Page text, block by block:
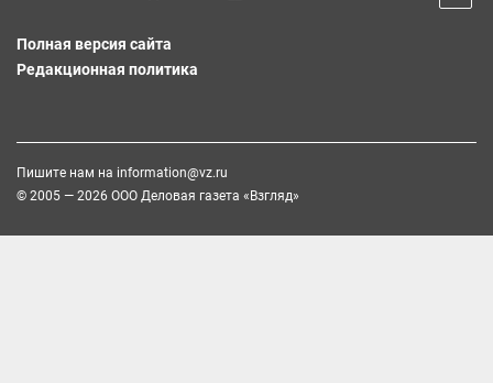
Полная версия сайта
Редакционная политика
Пишите нам на information@vz.ru
© 2005 — 2026 ООО Деловая газета «Взгляд»